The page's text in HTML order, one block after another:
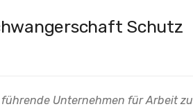
Schutz
Unternehmen für Arbeit zu